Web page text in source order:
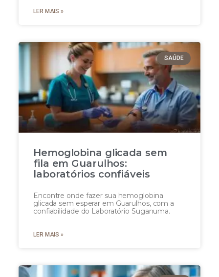
LER MAIS »
SAÚDE
Hemoglobina glicada sem
fila em Guarulhos:
laboratórios confiáveis
Encontre onde fazer sua hemoglobina
glicada sem esperar em Guarulhos, com a
confiabilidade do Laboratório Suganuma.
LER MAIS »